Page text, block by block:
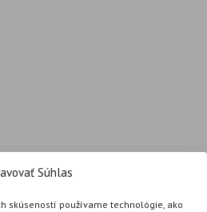
Súhlas
skúseností používame technológie, ako